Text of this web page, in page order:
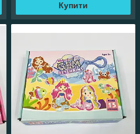
Купити